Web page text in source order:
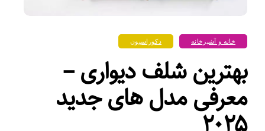
خانه و آشپزخانه دکوراسیون
بهترین شلف دیواری –
معرفی مدل های جدید